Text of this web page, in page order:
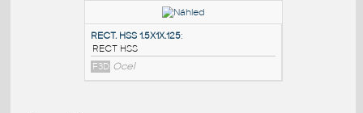
RECT. HSS 1.5X1X.100
RECT HSS
F3D Ocel